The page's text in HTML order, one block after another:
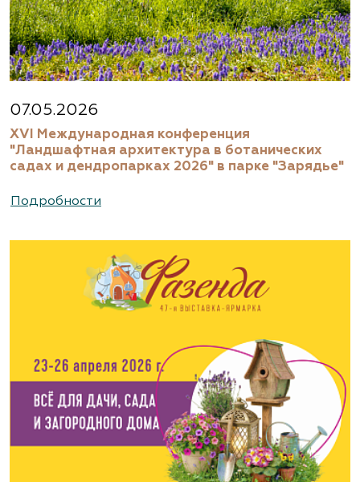
07.05.2026
XVI Международная конференция
"Ландшафтная архитектура в ботанических
садах и дендропарках 2026" в парке "Зарядье"
Подробности